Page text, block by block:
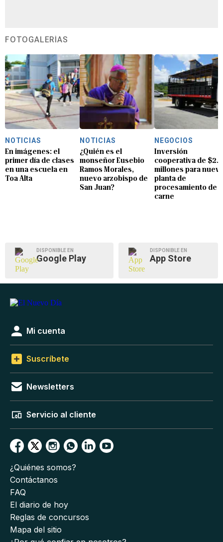
FOTOGALERÍAS
NOTICIAS
En imágenes: el
primer día de clases
en una escuela en
Toa Alta
NOTICIAS
¿Quién es el
monseñor Eusebio
Ramos Morales,
nuevo arzobispo de
San Juan?
NEGOCIOS
Inversión
cooperativa de $2.8
millones para nueva
planta de
procesamiento de
carne
DISPONIBLE EN
Google Play
DISPONIBLE EN
App Store
Mi cuenta
Suscríbete
Newsletters
Servicio al cliente
¿Quiénes somos?
Contáctanos
FAQ
El diario de hoy
Reglas de concursos
Mapa del sitio